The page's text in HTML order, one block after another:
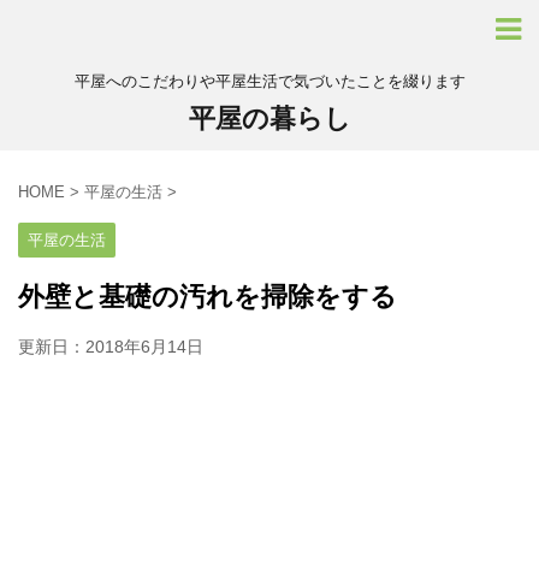
平屋へのこだわりや平屋生活で気づいたことを綴ります
平屋の暮らし
HOME > 平屋の生活 >
平屋の生活
外壁と基礎の汚れを掃除をする
更新日： 2018年6月14日